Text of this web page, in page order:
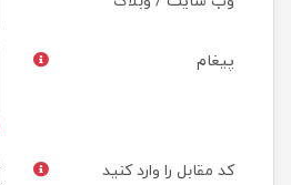
پیغام
کد مقابل را وارد کنید